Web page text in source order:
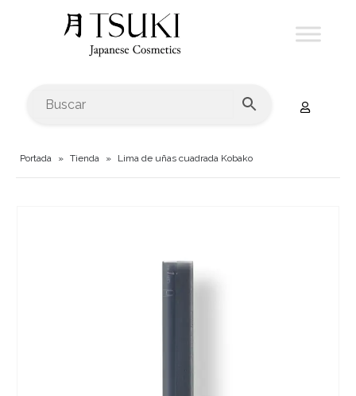
Portada » Tienda » Lima de uñas cuadrada Kobako